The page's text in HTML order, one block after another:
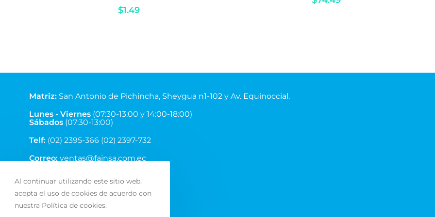
$1.49
Matriz: San Antonio de Pichincha, Sheygua n1-102 y Av. Equinoccial.
Lunes - Viernes (07:30-13:00 y 14:00-18:00)
Sábados (07:30-13:00)
Telf: (02) 2395-366 (02) 2397-732
Correo: ventas@fainsa.com.ec
Al continuar utilizando este sitio web,
acepta el uso de cookies de acuerdo con
nuestra Política de cookies.